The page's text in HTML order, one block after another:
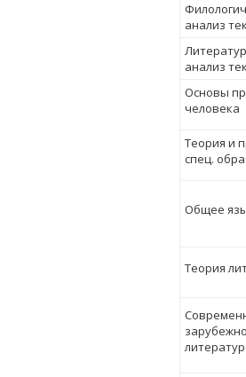
анализ
анализ
Основы
человека
Теория и
спец.
Общее
Теория